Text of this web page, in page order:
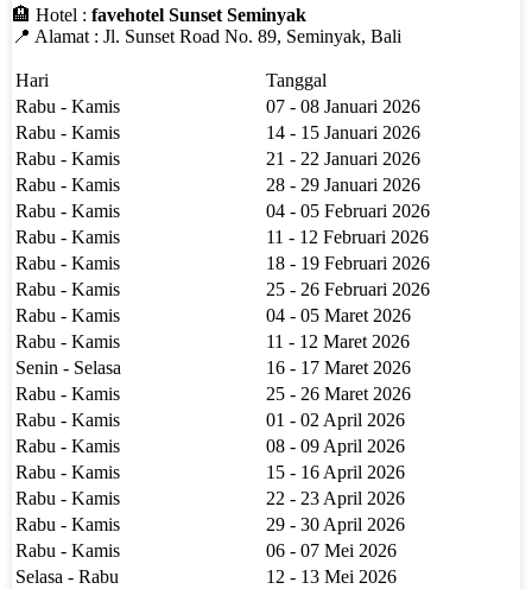
🏨 Hotel : favehotel Sunset Seminyak
📍 Alamat : Jl. Sunset Road No. 89, Seminyak, Bali
Hari
Tanggal
Rabu - Kamis
07 - 08 Januari 2026
Rabu - Kamis
14 - 15 Januari 2026
Rabu - Kamis
21 - 22 Januari 2026
Rabu - Kamis
28 - 29 Januari 2026
Rabu - Kamis
04 - 05 Februari 2026
Rabu - Kamis
11 - 12 Februari 2026
Rabu - Kamis
18 - 19 Februari 2026
Rabu - Kamis
25 - 26 Februari 2026
Rabu - Kamis
04 - 05 Maret 2026
Rabu - Kamis
11 - 12 Maret 2026
Senin - Selasa
16 - 17 Maret 2026
Rabu - Kamis
25 - 26 Maret 2026
Rabu - Kamis
01 - 02 April 2026
Rabu - Kamis
08 - 09 April 2026
Rabu - Kamis
15 - 16 April 2026
Rabu - Kamis
22 - 23 April 2026
Rabu - Kamis
29 - 30 April 2026
Rabu - Kamis
06 - 07 Mei 2026
Selasa - Rabu
12 - 13 Mei 2026